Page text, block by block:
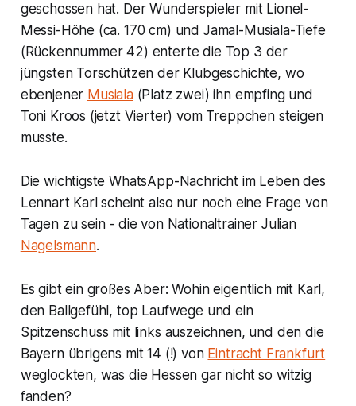
geschossen hat. Der Wunderspieler mit Lionel-
Messi-Höhe (ca. 170 cm) und Jamal-Musiala-Tiefe
(Rückennummer 42) enterte die Top 3 der
jüngsten Torschützen der Klubgeschichte, wo
ebenjener Musiala(Platz zwei) ihn empfing und
Toni Kroos (jetzt Vierter) vom Treppchen steigen
musste.
Die wichtigste WhatsApp-Nachricht im Leben des
Lennart Karl scheint also nur noch eine Frage von
Tagen zu sein - die von Nationaltrainer Julian
Nagelsmann.
Es gibt ein großes Aber: Wohin eigentlich mit Karl,
den Ballgefühl, top Laufwege und ein
Spitzenschuss mit links auszeichnen, und den die
Bayern übrigens mit 14 (!) von Eintracht Frankfurt
weglockten, was die Hessen gar nicht so witzig
fanden?